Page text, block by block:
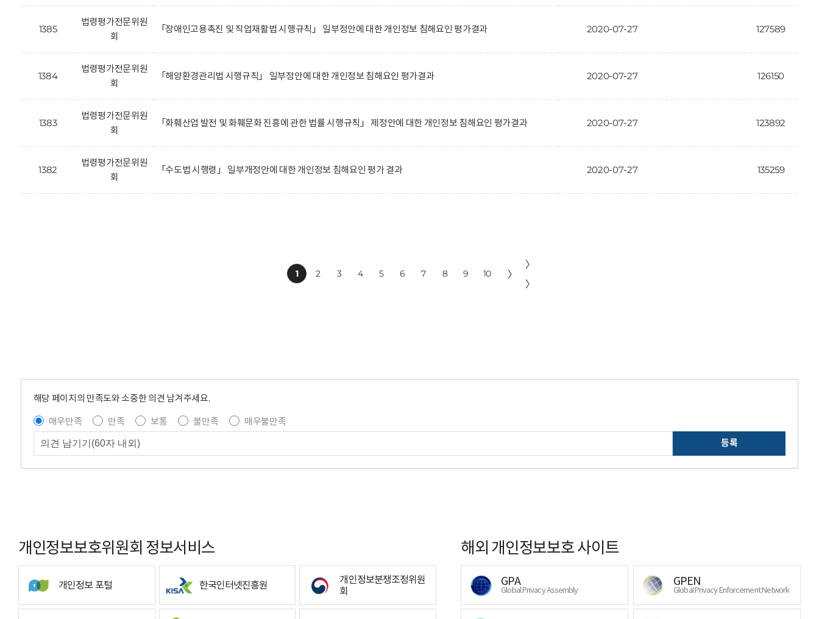
1385
법령평가전문위원
회
「장애인고용촉진 및 직업재활법 시행규칙」 일부정안에 대한 개인정보 침해요인 평가결과 2020-07-27 127589
1384
법령평가전문위원
회
「해양환경관리법 시행규칙」 일부정안에 대한 개인정보 침해요인 평가결과 2020-07-27 126150
1383
법령평가전문위원
회
「화훼산업 발전 및 화훼문화 진흥에 관한 법률 시행규칙」 제정안에 대한 개인정보 침해요인 평가결과 2020-07-27 123892
1382
법령평가전문위원
회
「수도법 시행령」 일부개정안에 대한 개인정보 침해요인 평가 결과 2020-07-27 135259
1 2 3 4 5 6 7 8 9 10 〉
〉
〉
해당 페이지의 만족도와 소중한 의견 남겨주세요.
매우만족
만족 보통 불만족
매우불만족
등록
개인정보보호위원회 정보서비스
개인정보 포털 한국인터넷진흥원
개인정보분쟁조정위원
회
해외 개인정보보호 사이트
GPA
Global Privacy Assembly
GPEN
Global Privacy Enforcement Network